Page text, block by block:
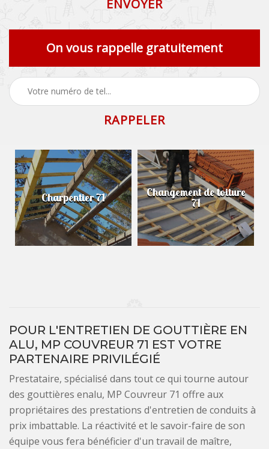
On vous rappelle gratuitement
Charpentier 71 Changement de toiture
71
POUR L'ENTRETIEN DE GOUTTIÈRE EN
ALU, MP COUVREUR 71 EST VOTRE
PARTENAIRE PRIVILÉGIÉ
Prestataire, spécialisé dans tout ce qui tourne autour
des gouttières enalu, MP Couvreur 71 offre aux
propriétaires des prestations d'entretien de conduits à
prix imbattable. La réactivité et le savoir-faire de son
équipe vous fera bénéficier d'un travail de maître,